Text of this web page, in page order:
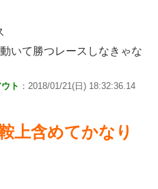
いて勝つレースしなきゃな
ト ：2018/01/21(日) 18:32:36.14
上含めてかなり